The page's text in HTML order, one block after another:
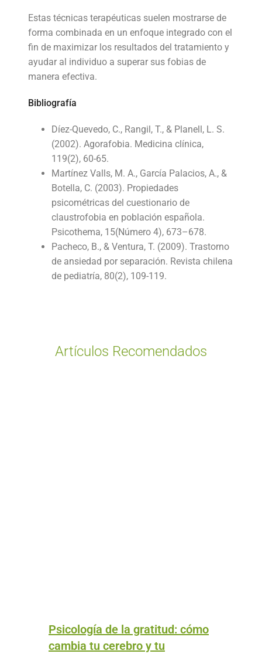
Estas técnicas terapéuticas suelen mostrarse de
forma combinada en un enfoque integrado con el
fin de maximizar los resultados del tratamiento y
ayudar al individuo a superar sus fobias de
manera efectiva.
Bibliografía
Díez-Quevedo, C., Rangil, T., & Planell, L. S.
(2002). Agorafobia. Medicina clínica,
119(2), 60-65.
Martínez Valls, M. A., García Palacios, A., &
Botella, C. (2003). Propiedades
psicométricas del cuestionario de
claustrofobia en población española.
Psicothema, 15(Número 4), 673–678.
Pacheco, B., & Ventura, T. (2009). Trastorno
de ansiedad por separación. Revista chilena
de pediatría, 80(2), 109-119.
Artículos Recomendados
Psicología de la gratitud: cómo
cambia tu cerebro y tu